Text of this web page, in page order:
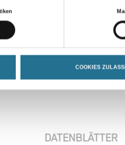
COOKIES
für Ihren
DATENBLÄTTER